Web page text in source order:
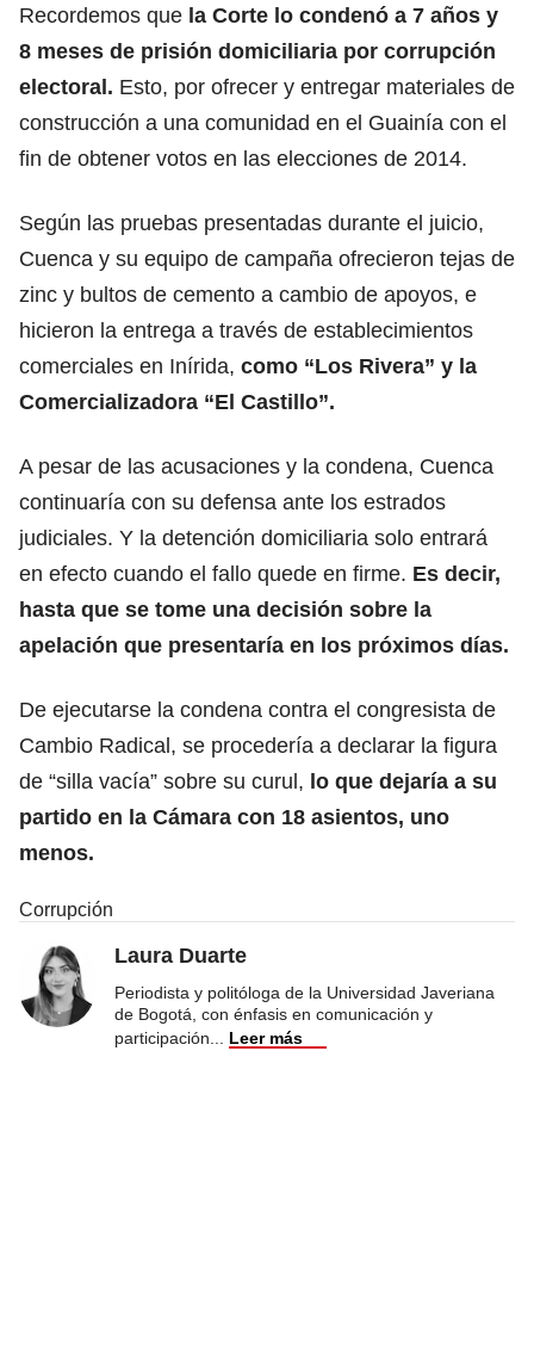
Recordemos que la Corte lo condenó a 7 años y
8 meses de prisión domiciliaria por corrupción
electoral. Esto, por ofrecer y entregar materiales de
construcción a una comunidad en el Guainía con el
fin de obtener votos en las elecciones de 2014.
Según las pruebas presentadas durante el juicio,
Cuenca y su equipo de campaña ofrecieron tejas de
zinc y bultos de cemento a cambio de apoyos, e
hicieron la entrega a través de establecimientos
comerciales en Inírida, como “Los Rivera” y la
Comercializadora “El Castillo”.
A pesar de las acusaciones y la condena, Cuenca
continuaría con su defensa ante los estrados
judiciales. Y la detención domiciliaria solo entrará
en efecto cuando el fallo quede en firme. Es decir,
hasta que se tome una decisión sobre la
apelación que presentaría en los próximos días.
De ejecutarse la condena contra el congresista de
Cambio Radical, se procedería a declarar la figura
de “silla vacía” sobre su curul, lo que dejaría a su
partido en la Cámara con 18 asientos, uno
menos.
Corrupción
Laura Duarte
Periodista y politóloga de la Universidad Javeriana
de Bogotá, con énfasis en comunicación y
participación
Leer más